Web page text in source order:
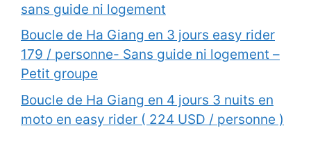
sans guide ni logement
Boucle de Ha Giang en 3 jours easy rider
179 / personne- Sans guide ni logement –
Petit groupe
Boucle de Ha Giang en 4 jours 3 nuits en
moto en easy rider ( 224 USD / personne )